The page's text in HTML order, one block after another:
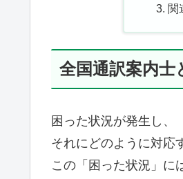
関
全国通訳案内
困った状況が発生し、
それにどのように対応
この「困った状況」に